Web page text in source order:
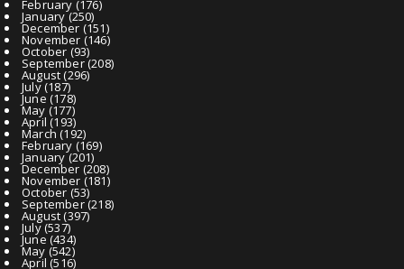
February (176)
January(250)
December (151)
November (146)
October (93)
September(208)
August(296)
July(187)
June(178)
May (177)
April (193)
March (192)
February (169)
January(201)
December (208)
November (181)
October (53)
September(218)
August(397)
July(537)
June(434)
May (542)
April (516)